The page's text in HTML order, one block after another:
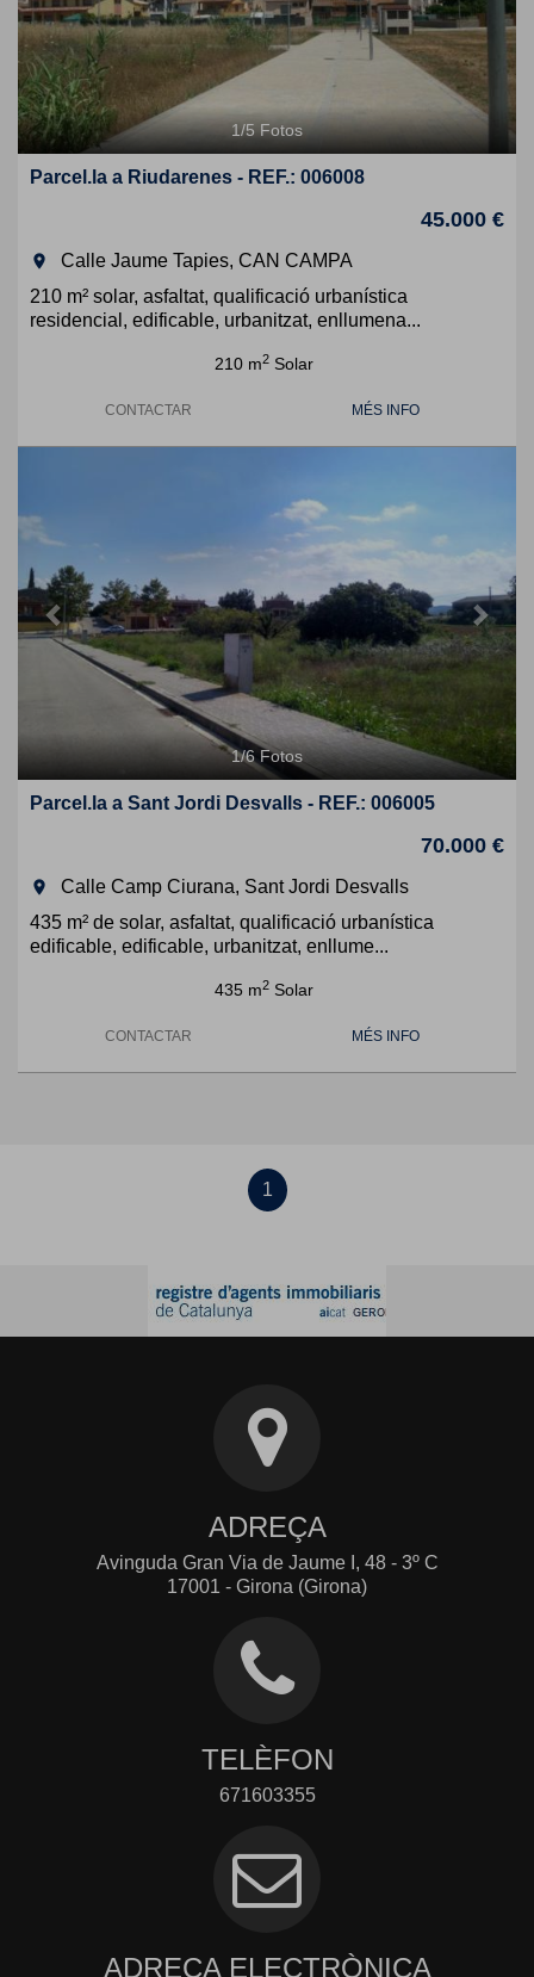
1/5Fotos
Parcel.la a Riudarenes - REF.: 006008
45.000 €
room
Calle Jaume Tapies, CAN CAMPA
210 m² solar, asfaltat, qualificació urbanística
residencial, edificable, urbanitzat, enllumena...
210 m2 Solar
CONTACTAR MÉS INFO
1/6 Fotos
Parcel.la a Sant Jordi Desvalls - REF.: 006005
70.000 €
room
Calle Camp Ciurana, Sant Jordi Desvalls
435 m² de solar, asfaltat, qualificació urbanística
edificable, edificable, urbanitzat, enllume...
435 m2 Solar
CONTACTAR MÉS INFO
1
ADREÇA
Avinguda Gran Via de Jaume I, 48 - 3º C
17001 - Girona (Girona)
TELÈFON
671603355
ADREÇA ELECTRÒNICA